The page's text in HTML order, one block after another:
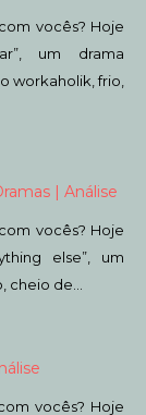
vocês? Hoje
um drama
workaholik, frio,
| Análise
vocês? Hoje
else”, um
cheio de…
vocês? Hoje